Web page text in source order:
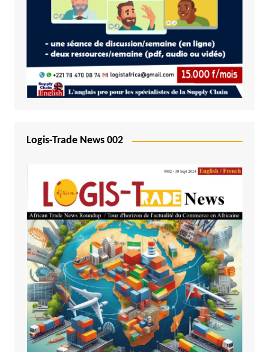
Logis-Trade News 002